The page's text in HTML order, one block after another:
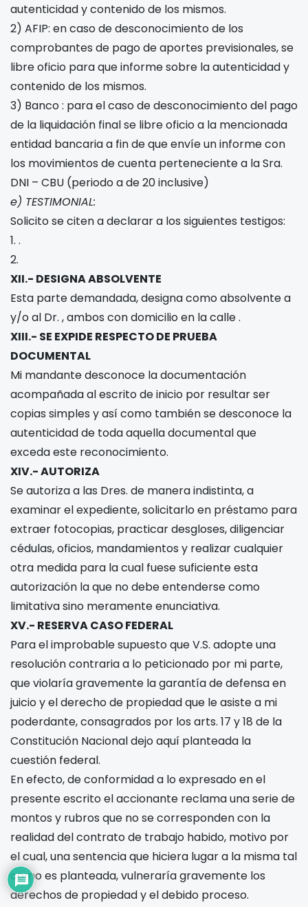
autenticidad y contenido de los mismos.
2) AFIP: en caso de desconocimiento de los
comprobantes de pago de aportes previsionales, se
libre oficio para que informe sobre la autenticidad y
contenido de los mismos.
3) Banco: para el caso de desconocimiento del pago
de la liquidación final se libre oficio a la mencionada
entidad bancaria a fin de que envíe un informe con
los movimientos de cuenta perteneciente a la Sra.
DNI – CBU (periodoade 20inclusive)
e) TESTIMONIAL:
Solicito se citen a declarar a los siguientes testigos:
1. .
2.
XII.- DESIGNA ABSOLVENTE
Esta parte demandada, designa como absolvente a
y/o al Dr. , ambos con domicilio en la calle.
XIII.- SE EXPIDE RESPECTO DE PRUEBA
DOCUMENTAL
Mi mandante desconoce la documentación
acompañada al escrito de inicio por resultar ser
copias simples y así como también se desconoce la
autenticidad de toda aquella documental que
exceda este reconocimiento.
XIV.- AUTORIZA
Se autoriza a las Dres. de manera indistinta, a
examinar el expediente, solicitarlo en préstamo para
extraer fotocopias, practicar desgloses, diligenciar
cédulas, oficios, mandamientos y realizar cualquier
otra medida para la cual fuese suficiente esta
autorización la que no debe entenderse como
limitativa sino meramente enunciativa.
XV.- RESERVA CASO FEDERAL
Para el improbable supuesto que V.S. adopte una
resolución contraria a lo peticionado por mi parte,
que violaría gravemente la garantía de defensa en
juicio y el derecho de propiedad que le asiste a mi
poderdante, consagrados por los arts. 17 y 18 de la
Constitución Nacional dejo aquí planteada la
cuestión federal.
En efecto, de conformidad a lo expresado en el
presente escrito el accionante reclama una serie de
montos y rubros que no se corresponden con la
realidad del contrato de trabajo habido, motivo por
el cual, una sentencia que hiciera lugar a la misma tal
como es planteada, vulneraría gravemente los
derechos de propiedad y el debido proceso.